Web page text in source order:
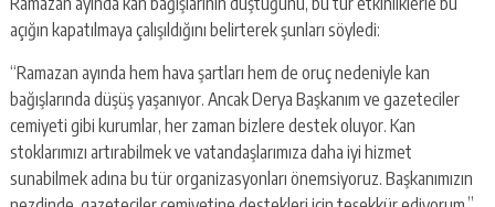
açığın kapatılmaya çalışıldığını belirterek şunları söyledi:
“Ramazan ayında hem hava şartları hem de oruç nedeniyle kan
bağışlarında düşüş yaşanıyor. Ancak Derya Başkanım ve gazeteciler
cemiyeti gibi kurumlar, her zaman bizlere destek oluyor. Kan
stoklarımızı artırabilmek ve vatandaşlarımıza daha iyi hizmet
sunabilmek adına bu tür organizasyonları önemsiyoruz. Başkanımızın